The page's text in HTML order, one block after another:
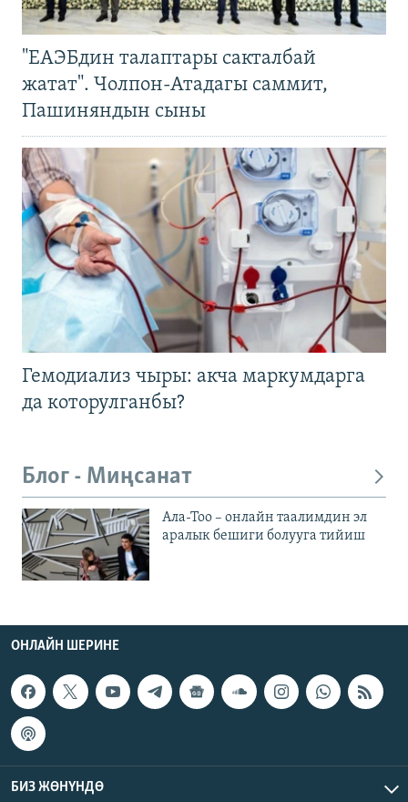
"ЕАЭБдин талаптары сакталбай
жатат". Чолпон-Атадагы саммит,
Пашиняндын сыны
Гемодиализ чыры: акча маркумдарга
да которулганбы?
Блог - Миңсанат
Ала-Тоо – онлайн таалимдин эл
аралык бешиги болууга тийиш
ОНЛАЙН ШЕРИНЕ
БИЗ ЖӨНҮНДӨ